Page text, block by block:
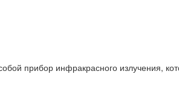
прибор инфракрасного излучения,